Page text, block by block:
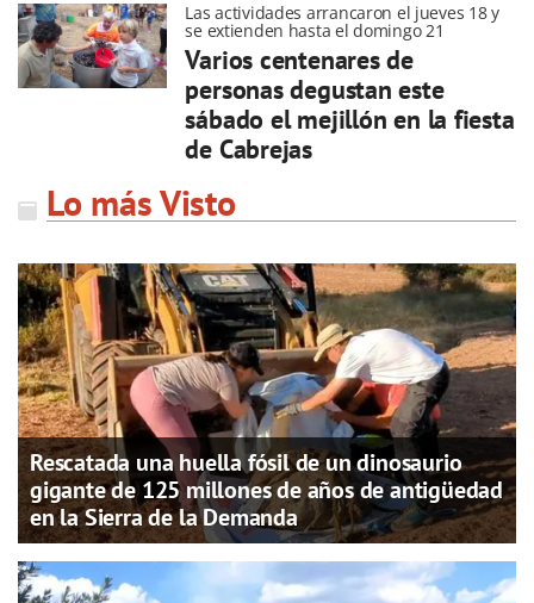
Las actividades arrancaron el jueves 18 y
se extienden hasta el domingo 21
Varios centenares de
personas degustan este
sábado el mejillón en la fiesta
de Cabrejas
Lo más Visto
Rescatada una huella fósil de un dinosaurio
gigante de 125 millones de años de antigüedad
en la Sierra de la Demanda